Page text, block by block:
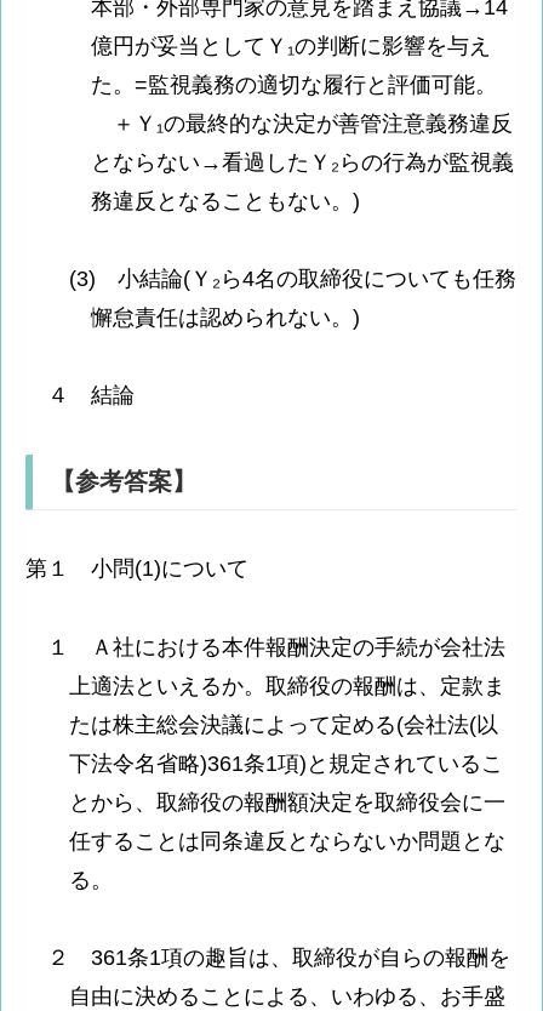
本部・外部専門家の意見を踏まえ協議→14
億円が妥当としてＹ₁の判断に影響を与え
た。=監視義務の適切な履行と評価可能。
＋Ｙ₁の最終的な決定が善管注意義務違反
とならない→看過したＹ₂らの行為が監視義
務違反となることもない。)
(3) 小結論(Ｙ₂ら4名の取締役についても任務
懈怠責任は認められない。)
４ 結論
【参考答案】
第１ 小問(1)について
１ Ａ社における本件報酬決定の手続が会社法
上適法といえるか。取締役の報酬は、定款ま
たは株主総会決議によって定める(会社法(以
下法令名省略)361条1項)と規定されているこ
とから、取締役の報酬額決定を取締役会に一
任することは同条違反とならないか問題とな
る。
２ 361条1項の趣旨は、取締役が自らの報酬を
自由に決めることによる、いわゆる、お手盛